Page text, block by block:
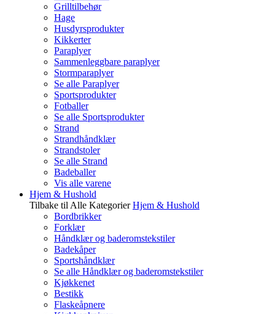
Grilltilbehør
Hage
Husdyrsprodukter
Kikkerter
Paraplyer
Sammenleggbare paraplyer
Stormparaplyer
Se alle Paraplyer
Sportsprodukter
Fotballer
Se alle Sportsprodukter
Strand
Strandhåndklær
Strandstoler
Se alle Strand
Badeballer
Vis alle varene
Hjem & Hushold
Tilbake til Alle Kategorier Hjem & Hushold
Bordbrikker
Forklær
Håndklær og baderomstekstiler
Badekåper
Sportshåndklær
Se alle Håndklær og baderomstekstiler
Kjøkkenet
Bestikk
Flaskeåpnere